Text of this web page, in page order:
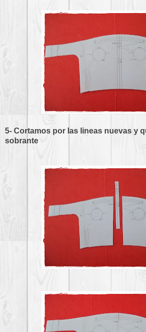
5- Cortamos por las lineas nuevas y
sobrante